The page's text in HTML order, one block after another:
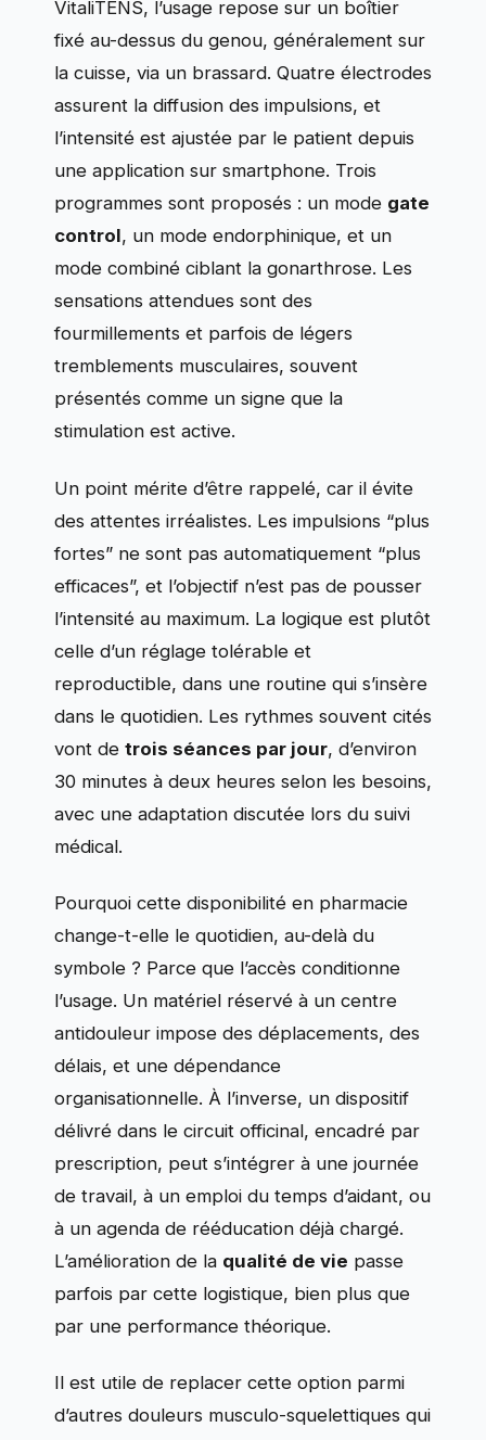
VitaliTENS, l’usage repose sur un boîtier
fixé au-dessus du genou, généralement sur
la cuisse, via un brassard. Quatre électrodes
assurent la diffusion des impulsions, et
l’intensité est ajustée par le patient depuis
une application sur smartphone. Trois
programmes sont proposés : un mode gate
control, un mode endorphinique, et un
mode combiné ciblant la gonarthrose. Les
sensations attendues sont des
fourmillements et parfois de légers
tremblements musculaires, souvent
présentés comme un signe que la
stimulation est active.
Un point mérite d’être rappelé, car il évite
des attentes irréalistes. Les impulsions “plus
fortes” ne sont pas automatiquement “plus
efficaces”, et l’objectif n’est pas de pousser
l’intensité au maximum. La logique est plutôt
celle d’un réglage tolérable et
reproductible, dans une routine qui s’insère
dans le quotidien. Les rythmes souvent cités
vont de trois séances par jour, d’environ
30 minutes à deux heures selon les besoins,
avec une adaptation discutée lors du suivi
médical.
Pourquoi cette disponibilité en pharmacie
change-t-elle le quotidien, au-delà du
symbole ? Parce que l’accès conditionne
l’usage. Un matériel réservé à un centre
antidouleur impose des déplacements, des
délais, et une dépendance
organisationnelle. À l’inverse, un dispositif
délivré dans le circuit officinal, encadré par
prescription, peut s’intégrer à une journée
de travail, à un emploi du temps d’aidant, ou
à un agenda de rééducation déjà chargé.
L’amélioration de la qualité de vie passe
parfois par cette logistique, bien plus que
par une performance théorique.
Il est utile de replacer cette option parmi
d’autres douleurs musculo-squelettiques qui